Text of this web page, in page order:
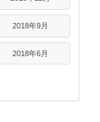
2018年9月
2018年6月